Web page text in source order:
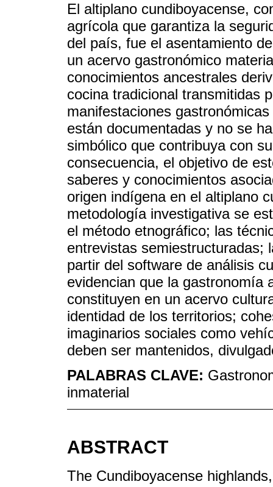
El altiplano cundiboyacense,
agrícola que garantiza la
del país, fue el asentamiento
un acervo gastronómico
conocimientos ancestrales
cocina tradicional transmitidas
manifestaciones
están documentadas y no se
simbólico que contribuya con
consecuencia, el objetivo de
saberes y conocimientos
origen indígena en el altiplano
metodología investigativa se
el método etnográfico; las
entrevistas semiestructuradas;
partir del software de análisis
evidencian que la gastronomía
constituyen en un acervo
identidad de los territorios;
imaginarios sociales como
deben ser mantenidos,
PALABRAS CLAVE:
inmaterial
ABSTRACT
The Cundiboyacense